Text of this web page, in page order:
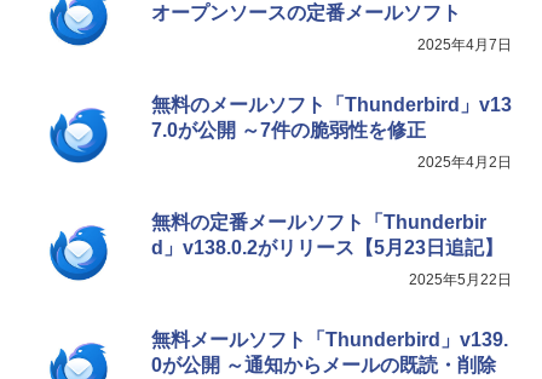
オープンソースの定番メールソフト
2025年4月7日
無料のメールソフト「Thunderbird」v13
7.0が公開 ～7件の脆弱性を修正
2025年4月2日
無料の定番メールソフト「Thunderbir
d」v138.0.2がリリース【5月23日追記】
2025年5月22日
無料メールソフト「Thunderbird」v139.
0が公開 ～通知からメールの既読・削除